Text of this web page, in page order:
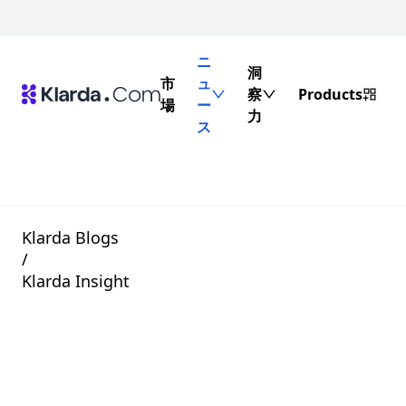
市
場
ニ
ュ
ー
ス
洞
察
力
Products
Klarda Blogs
/
Klarda Insight